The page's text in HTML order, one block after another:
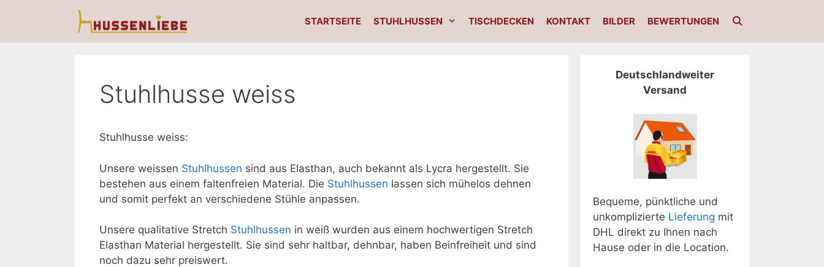
STARTSEITE STUHLHUSSEN TISCHDECKEN KONTAKT BILDER BEWERTUNGEN
Stuhlhusse weiss
Stuhlhusse weiss:
Unsere weissen Stuhlhussen sind aus Elasthan, auch bekannt als Lycra hergestellt. Sie
bestehen aus einem faltenfreien Material. Die Stuhlhussen lassen sich mühelos dehnen
und somit perfekt an verschiedene Stühle anpassen.
Unsere qualitative Stretch Stuhlhussen in weiß wurden aus einem hochwertigen Stretch
Elasthan Material hergestellt. Sie sind sehr haltbar, dehnbar, haben Beinfreiheit und sind
noch dazu sehr preiswert.
Deutschlandweiter
Versand
Bequeme, pünktliche und
unkomplizierte Lieferung mit
DHL direkt zu Ihnen nach
Hause oder in die Location.